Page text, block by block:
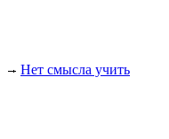
Нет смысла учить